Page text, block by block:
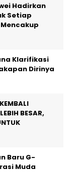
Hadirkan
Setiap
Klarifikasi
Dirinya
BESAR,
Baru G-
Muda